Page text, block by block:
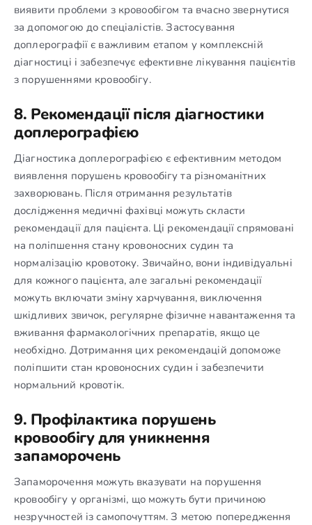
виявити проблеми з кровообігом та вчасно звернутися
за допомогою до спеціалістів. Застосування
доплерографії є важливим етапом у комплексній
діагностиці і забезпечує ефективне лікування пацієнтів
з порушеннями кровообігу.
8. Рекомендації після діагностики
доплерографією
Діагностика доплерографією є ефективним методом
виявлення порушень кровообігу та різноманітних
захворювань. Після отримання результатів
дослідження медичні фахівці можуть скласти
рекомендації для пацієнта. Ці рекомендації спрямовані
на поліпшення стану кровоносних судин та
нормалізацію кровотоку. Звичайно, вони індивідуальні
для кожного пацієнта, але загальні рекомендації
можуть включати зміну харчування, виключення
шкідливих звичок, регулярне фізичне навантаження та
вживання фармакологічних препаратів, якщо це
необхідно. Дотримання цих рекомендацій допоможе
поліпшити стан кровоносних судин і забезпечити
нормальний кровотік.
9. Профілактика порушень
кровообігу для уникнення
запаморочень
Запаморочення можуть вказувати на порушення
кровообігу у організмі, що можуть бути причиною
незручностей із самопочуттям. З метою попередження